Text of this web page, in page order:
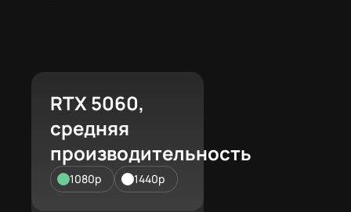
RTX 5060,
средняя
производительность
1080p 1440p